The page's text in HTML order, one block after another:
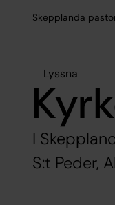
Skepplanda
Lyssna
I
S:t Peder,